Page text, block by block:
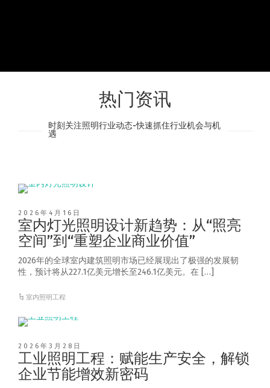
热门资讯
时刻关注照明行业动态-快速抓住行业机会与机
遇
2026年4月16日
室内灯光照明设计新趋势：从“照亮
空间”到“重塑企业商业价值”
2026年的全球室内建筑照明市场已经展现出了极强的发展韧
性，预计将从227.1亿美元增长至246.1亿美元。在 […]
室内照明工程
2026年3月28日
工业照明工程：赋能生产安全，解锁
企业节能增效新密码